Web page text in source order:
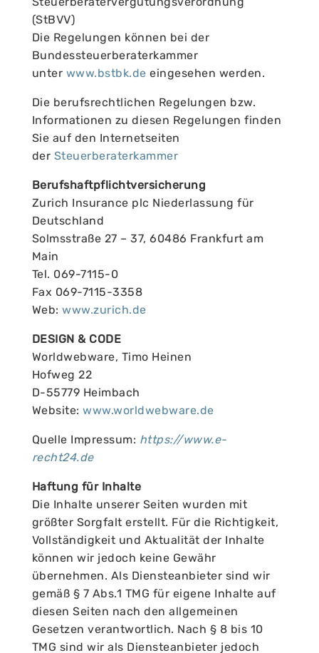
(StBVV)
Die Regelungen können bei der
Bundessteuerberaterkammer
unter www.bstbk.de eingesehen werden.
Die berufsrechtlichen Regelungen bzw.
Informationen zu diesen Regelungen finden
Sie auf den Internetseiten
der Steuerberaterkammer
Berufshaftpflichtversicherung
Zurich Insurance plc Niederlassung für
Deutschland
Solmsstraße 27 – 37, 60486 Frankfurt am
Main
Tel. 069-7115-0
Fax 069-7115-3358
Web:www.zurich.de
DESIGN & CODE
Worldwebware, Timo Heinen
Hofweg 22
D-55779 Heimbach
Website:www.worldwebware.de
Quelle Impressum: https://www.e-
recht24.de
Haftung für Inhalte
Die Inhalte unserer Seiten wurden mit
größter Sorgfalt erstellt. Für die Richtigkeit,
Vollständigkeit und Aktualität der Inhalte
können wir jedoch keine Gewähr
übernehmen. Als Diensteanbieter sind wir
gemäß § 7 Abs.1 TMG für eigene Inhalte auf
diesen Seiten nach den allgemeinen
Gesetzen verantwortlich. Nach § 8 bis 10
TMG sind wir als Diensteanbieter jedoch